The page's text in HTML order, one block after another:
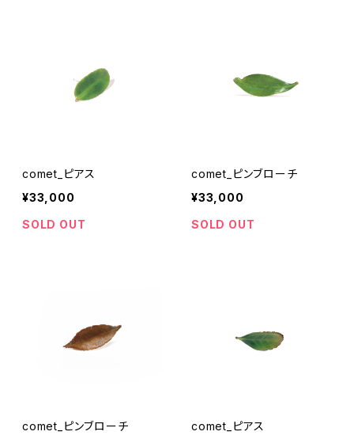
comet_ピアス
¥33,000
SOLD OUT
comet_ピンブローチ
¥33,000
SOLD OUT
comet_ピンブローチ comet_ピアス